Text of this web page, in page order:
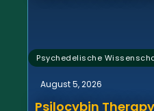
Psychedelische
August 5, 2026
Psilocybin